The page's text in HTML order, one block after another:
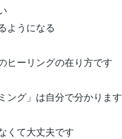
ようになる
ヒーリングの在り方です
ング」は自分で分かります
くて大丈夫です